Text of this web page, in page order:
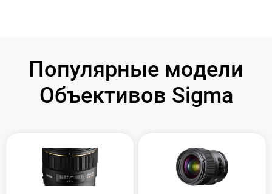
Популярные модели
Объективов Sigma